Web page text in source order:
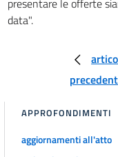
34
RILEVANZA
36
data".
APPROFONDIMENTI
aggiornamenti all'atto